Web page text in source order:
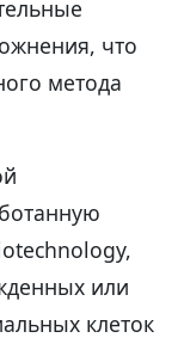
что
метода
или
клеток